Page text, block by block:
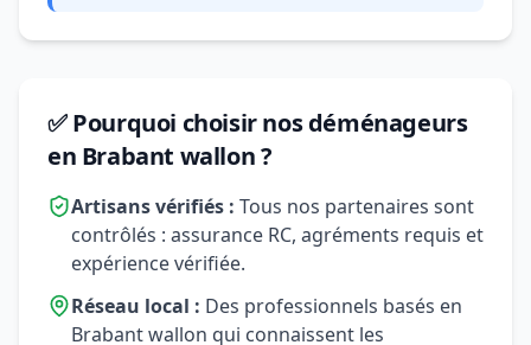
✅ Pourquoi choisir nos déménageurs
en Brabant wallon ?
Artisans vérifiés : Tous nos partenaires sont
contrôlés : assurance RC, agréments requis et
expérience vérifiée.
Réseau local : Des professionnels basés en
Brabant wallon qui connaissent les